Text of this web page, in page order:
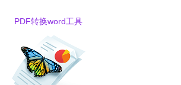
PDF转换word工具